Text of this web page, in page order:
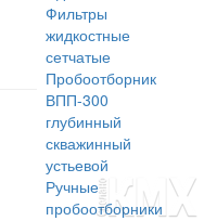
Фильтры
жидкостные
сетчатые
Пробоотборник
ВПП-300
глубинный
скважинный
устьевой
Ручные
пробоотборники